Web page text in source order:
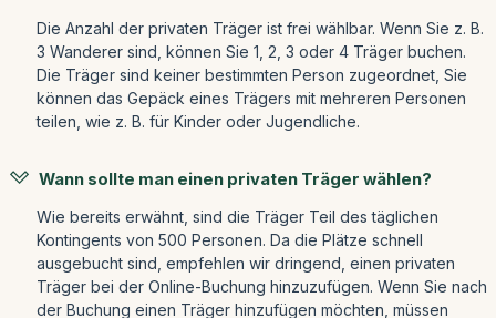
Die Anzahl der privaten Träger ist frei wählbar. Wenn Sie z. B.
3 Wanderer sind, können Sie 1, 2, 3 oder 4 Träger buchen.
Die Träger sind keiner bestimmten Person zugeordnet, Sie
können das Gepäck eines Trägers mit mehreren Personen
teilen, wie z. B. für Kinder oder Jugendliche.
Wann sollte man einen privaten Träger wählen?
Wie bereits erwähnt, sind die Träger Teil des täglichen
Kontingents von 500 Personen. Da die Plätze schnell
ausgebucht sind, empfehlen wir dringend, einen privaten
Träger bei der Online-Buchung hinzuzufügen. Wenn Sie nach
der Buchung einen Träger hinzufügen möchten, müssen